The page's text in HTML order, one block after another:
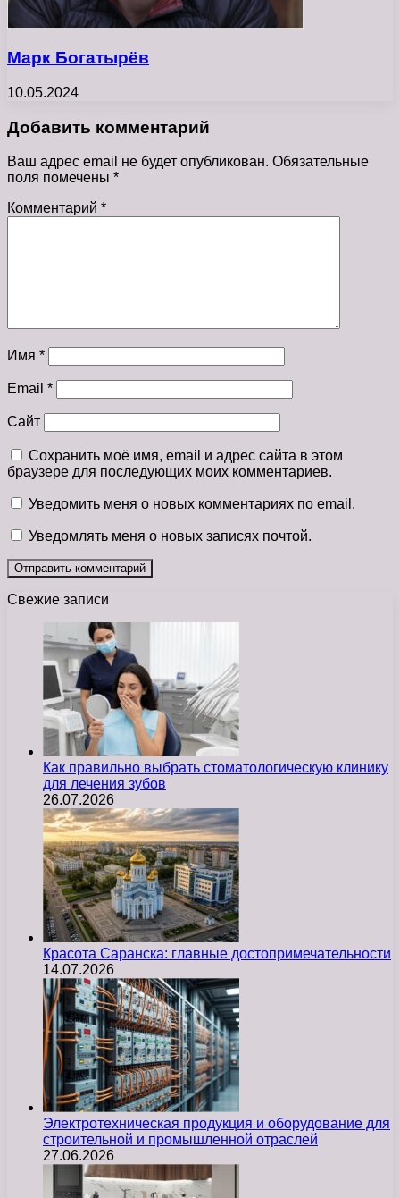
Марк Богатырёв
10.05.2024
Добавить комментарий
Ваш адрес email не будет опубликован. Обязательные
поля помечены *
Комментарий *
Имя *
Email *
Сайт
Сохранить моё имя, email и адрес сайта в этом
браузере для последующих моих комментариев.
Уведомить меня о новых комментариях по email.
Уведомлять меня о новых записях почтой.
Свежие записи
Как правильно выбрать стоматологическую клинику
для лечения зубов
26.07.2026
Красота Саранска: главные достопримечательности
14.07.2026
Электротехническая продукция и оборудование для
строительной и промышленной отраслей
27.06.2026